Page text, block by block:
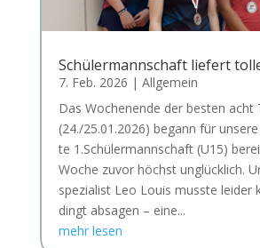
Schülermannschaft liefert
7. Feb. 2026 | Allgemein
Das Wochen­en­de der bes­ten acht
(24./25.01.2026) begann für
te 1.Schülermannschaft (U15)
Woche zuvor höchst unglück­lich.
spe­zia­list Leo Lou­is muss­te lei­der
dingt absa­gen – eine...
mehr lesen